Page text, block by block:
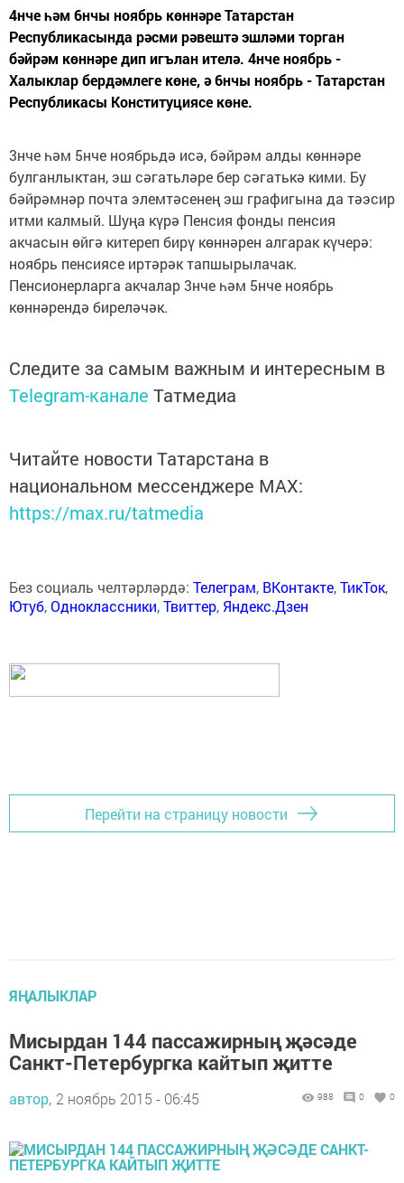
4нче һәм 6нчы ноябрь көннәре Татарстан
Республикасында рәсми рәвештә эшләми торган
бәйрәм көннәре дип игълан ителә. 4нче ноябрь -
Халыклар бердәмлеге көне, ә 6нчы ноябрь - Татарстан
Республикасы Конституциясе көне.
3нче һәм 5нче ноябрьдә исә, бәйрәм алды көннәре
булганлыктан, эш сәгатьләре бер сәгатькә кими. Бу
бәйрәмнәр почта элемтәсенең эш графигына да тәэсир
итми калмый. Шуңа күрә Пенсия фонды пенсия
акчасын өйгә китереп бирү көннәрен алгарак күчерә:
ноябрь пенсиясе иртәрәк тапшырылачак.
Пенсионерларга акчалар 3нче һәм 5нче ноябрь
көннәрендә биреләчәк.
Следите за самым важным и интересным в
Telegram-канале Татмедиа
Читайте новости Татарстана в
национальном мессенджере MАХ:
https://max.ru/tatmedia
Без социаль челтәрләрдә: Телеграм, ВКонтакте,ТикТок,
Ютуб,Одноклассники,Твиттер, Яндекс.Дзен
Перейти на страницу новости
ЯҢАЛЫКЛАР
Мисырдан 144 пассажирның җәсәде
Санкт-Петербургка кайтып җитте
автор, 2 ноябрь 2015 - 06:45 988 0 0